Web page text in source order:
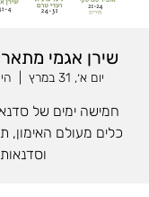
שירן אגמי
יום א׳, 31 במרץ
כלים מעולם האימון,